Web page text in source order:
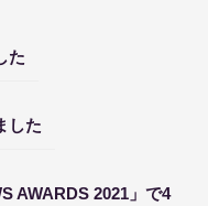
た
した
AWARDS 2021」で4